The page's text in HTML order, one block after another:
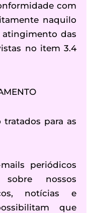
com
naquilo
atingimento das
no item 3.4
tratados para as
periódicos
nossos
notícias e
que